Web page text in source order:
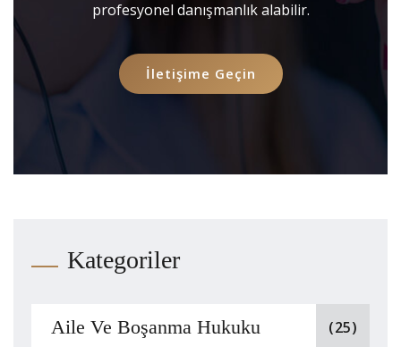
profesyonel danışmanlık alabilir.
İletişime Geçin
Kategoriler
Aile Ve Boşanma Hukuku (25)